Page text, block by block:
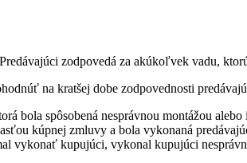
zodpovedá za akúkoľvek vadu,
na kratšej dobe zodpovednosti
bola spôsobená nesprávnou montážou
kúpnej zmluvy a bola vykonaná
vykonať kupujúci, vykonal kupujúci